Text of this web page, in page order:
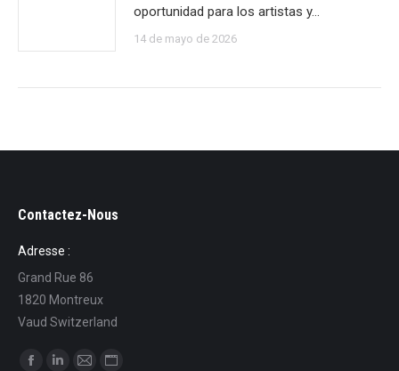
oportunidad para los artistas y…
14 de mayo de 2026
Contactez-Nous
Adresse :
Grand Rue 86
1820 Montreux
Vaud Switzerland
Find us on: